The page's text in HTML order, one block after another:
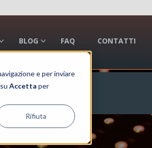
e per inviare
Accetta per
Rifiuta
BLOG FAQ CONTATTI